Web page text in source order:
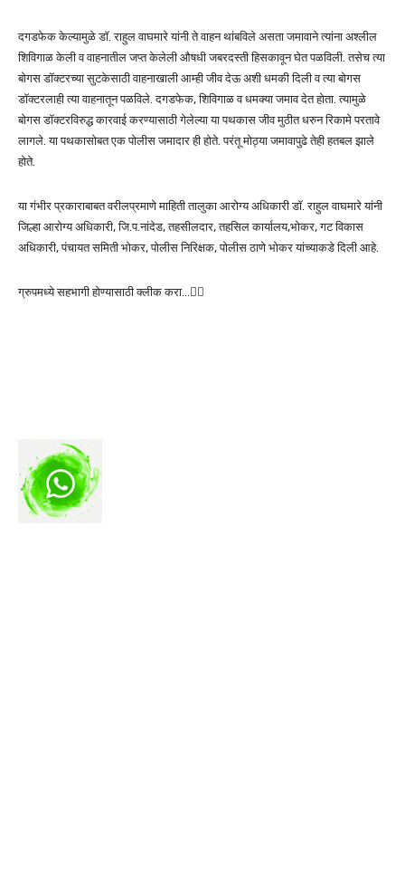
दगडफेक केल्यामुळे डॉ. राहुल वाघमारे यांनी ते वाहन थांबविले असता जमावाने त्यांना अश्लील
शिविगाळ केली व वाहनातील जप्त केलेली औषधी जबरदस्ती हिसकावून घेत पळविली. तसेच त्या
बोगस डॉक्टरच्या सुटकेसाठी वाहनाखाली आम्ही जीव देऊ अशी धमकी दिली व त्या बोगस
डॉक्टरलाही त्या वाहनातून पळविले. दगडफेक, शिविगाळ व धमक्या जमाव देत होता. त्यामुळे
बोगस डॉक्टरविरुद्ध कारवाई करण्यासाठी गेलेल्या या पथकास जीव मुठीत धरुन रिकामे परतावे
लागले. या पथकासोबत एक पोलीस जमादार ही होते. परंतू मोठ्या जमावापुढे तेही हतबल झाले
होते.
या गंभीर प्रकाराबाबत वरीलप्रमाणे माहिती तालुका आरोग्य अधिकारी डॉ. राहुल वाघमारे यांनी
जिल्हा आरोग्य अधिकारी, जि.प.नांदेड, तहसीलदार, तहसिल कार्यालय,भोकर, गट विकास
अधिकारी, पंचायत समिती भोकर, पोलीस निरिक्षक, पोलीस ठाणे भोकर यांच्याकडे दिली आहे.
ग्रुपमध्ये सहभागी होण्यासाठी क्लीक करा…👆🏻